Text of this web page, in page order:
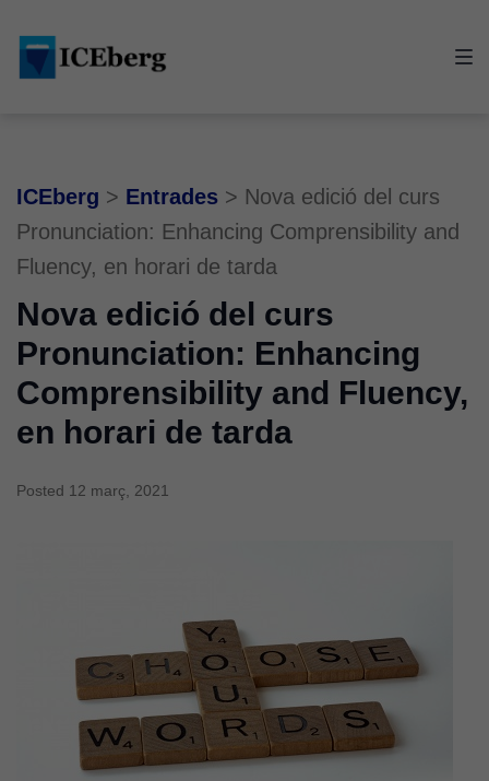
main
content
footer
ICEberg > Entrades > Nova edició del curs
Pronunciation: Enhancing Comprensibility and
Fluency, en horari de tarda
Nova edició del curs
Pronunciation: Enhancing
Comprensibility and Fluency,
en horari de tarda
Posted 12 març, 2021